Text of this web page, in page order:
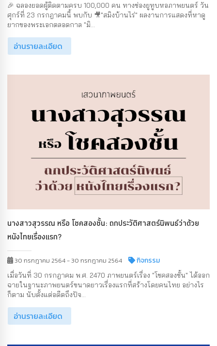
🎉 ฉลองยอดผู้ติดตามครบ 100,000 คน ทางช่องยูทูบหอภาพยนตร์ วัน
ศุกร์ที่ 23 กรกฎาคมนี้ พบกับ 🎥"สมิงบ้านไร่" ผลงานการแสดงที่หาดู
ยากของพระเอกตลอดกาล "มิ...
อ่านรายละเอียด
นางสาวสุวรรณ หรือ โชคสองชั้น: ถกประวัติศาสตร์นิพนธ์ว่าด้วย
หนังไทยเรื่องแรก?
30 กรกฎาคม 2564 - 30 กรกฎาคม 2564 กิจกรรม
เมื่อวันที่ 30 กรกฎาคม พ.ศ. 2470 ภาพยนตร์เรื่อง "โชคสองชั้น" ได้ออก
ฉายในฐานะภาพยนตร์ขนาดยาวเรื่องแรกที่สร้างโดยคนไทย อย่างไร
ก็ตาม นับตั้งแต่อดีตถึงปัจ...
อ่านรายละเอียด